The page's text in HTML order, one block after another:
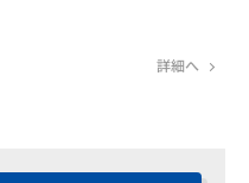
詳細へ